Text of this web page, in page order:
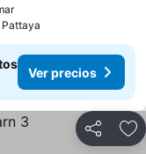
Pattaya
Ver precios
Compartir